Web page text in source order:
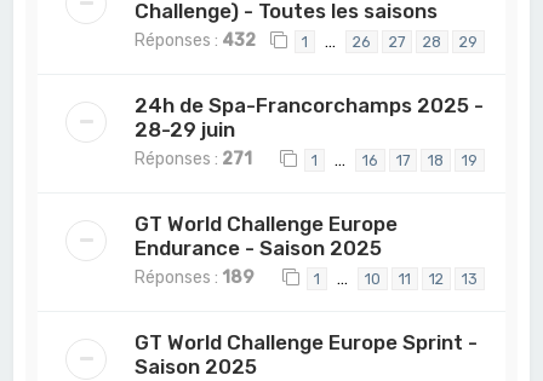
Challenge) - Toutes les saisons
Réponses : 432 1 … 26 27 28 29
24h de Spa-Francorchamps 2025 -
28-29 juin
Réponses : 271 1 … 16 17 18 19
GT World Challenge Europe
Endurance - Saison 2025
Réponses : 189 1 … 10 11 12 13
GT World Challenge Europe Sprint -
Saison 2025